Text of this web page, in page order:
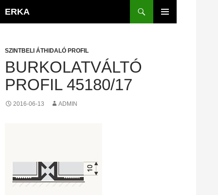
ERKA
SZINTBELI ÁTHIDALÓ PROFIL
BURKOLATVÁLTÓ
PROFIL 45180/17
2016-06-13 ADMIN